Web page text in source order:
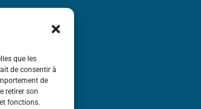
que les
de consentir à
de
retirer son
fonctions.